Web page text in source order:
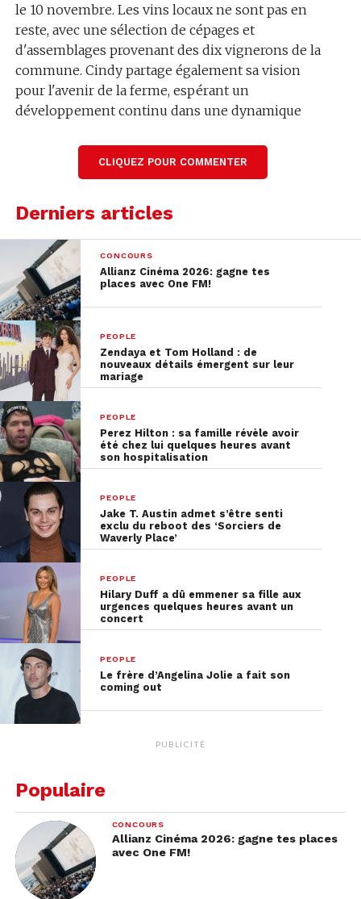
le 10 novembre. Les vins locaux ne sont pas en
reste, avec une sélection de cépages et
d'assemblages provenant des dix vignerons de la
commune. Cindy partage également sa vision
pour l'avenir de la ferme, espérant un
développement continu dans une dynamique
l'occasion de déguster des plats authentiques et de
soutenir une initiative locale engagée.
Généré par l'IA.
CLIQUEZ POUR COMMENTER
Derniers articles
CONCOURS
Allianz Cinéma 2026: gagne tes
places avec One FM!
PEOPLE
Zendaya et Tom Holland : de
nouveaux détails émergent sur leur
mariage
PEOPLE
Perez Hilton : sa famille révèle avoir
été chez lui quelques heures avant
son hospitalisation
PEOPLE
Jake T. Austin admet s’être senti
exclu du reboot des ‘Sorciers de
Waverly Place’
PEOPLE
Hilary Duff a dû emmener sa fille aux
urgences quelques heures avant un
concert
PEOPLE
Le frère d’Angelina Jolie a fait son
coming out
PUBLICITÉ
Populaire
CONCOURS
Allianz Cinéma 2026: gagne tes places
avec One FM!